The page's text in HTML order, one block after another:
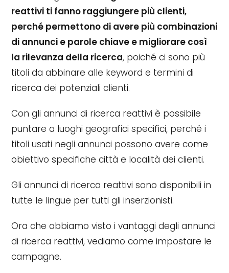
reattivi ti fanno raggiungere più clienti,
perché permettono di avere più combinazioni
di annunci e parole chiave e migliorare così
la rilevanza della ricerca, poiché ci sono più
titoli da abbinare alle keyword e termini di
ricerca dei potenziali clienti.
Con gli annunci di ricerca reattivi è possibile
puntare a luoghi geografici specifici, perché i
titoli usati negli annunci possono avere come
obiettivo specifiche città e località dei clienti.
Gli annunci di ricerca reattivi sono disponibili in
tutte le lingue per tutti gli inserzionisti.
Ora che abbiamo visto i vantaggi degli annunci
di ricerca reattivi, vediamo come impostare le
campagne.